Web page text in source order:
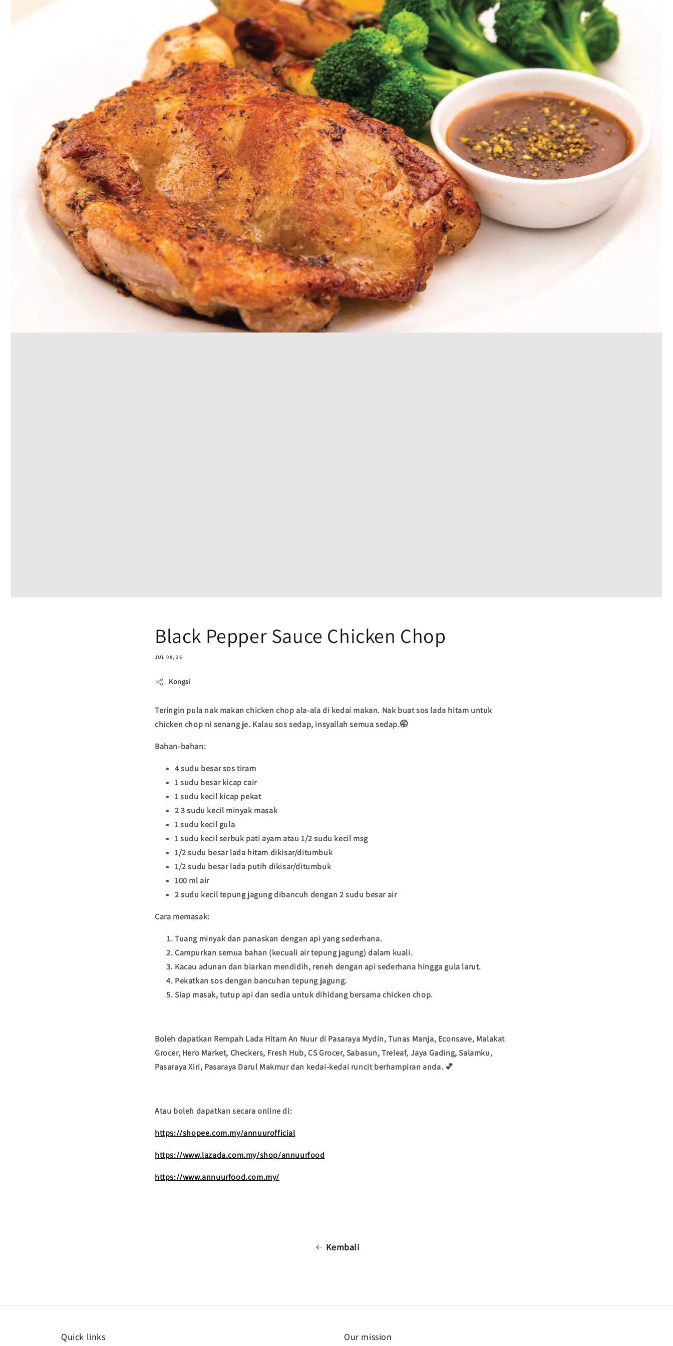
Black Pepper Sauce Chicken Chop
JUL 08, 26
Kongsi
Teringin pula nak makan chicken chop ala-ala di kedai makan. Nak buat sos lada hitam untuk
chicken chop ni senang je. Kalau sos sedap, insyallah semua sedap.🤭
Bahan-bahan:
4 sudu besar sos tiram
1 sudu besar kicap cair
1 sudu kecil kicap pekat
2 3 sudu kecil minyak masak
1 sudu kecil gula
1 sudu kecil serbuk pati ayam atau 1/2 sudu kecil msg
1/2 sudu besar lada hitam dikisar/ditumbuk
1/2 sudu besar lada putih dikisar/ditumbuk
100 ml air
2 sudu kecil tepung jagung dibancuh dengan 2 sudu besar air
Cara memasak:
Tuang minyak dan panaskan dengan api yang sederhana.
Campurkan semua bahan (kecuali air tepung jagung) dalam kuali.
Kacau adunan dan biarkan mendidih, reneh dengan api sederhana hingga gula larut.
Pekatkan sos dengan bancuhan tepung jagung.
Siap masak, tutup api dan sedia untuk dihidang bersama chicken chop.
Boleh dapatkan Rempah Lada Hitam An Nuur di Pasaraya Mydin, Tunas Manja, Econsave, Malakat
Grocer, Hero Market, Checkers, Fresh Hub, CS Grocer, Sabasun, Treleaf, Jaya Gading, Salamku,
Pasaraya Xiri, Pasaraya Darul Makmur dan kedai-kedai runcit berhampiran anda. 💕
Atau boleh dapatkan secara online di:
https://shopee.com.my/annuurofficial
https://www.lazada.com.my/shop/annuurfood
https://www.annuurfood.com.my/
Kembali
Quick links Our mission